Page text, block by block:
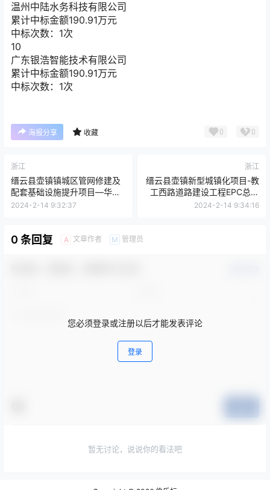
温州中陆水务科技有限公司
累计中标金额190.91万元
中标次数：1次
10
广东银浩智能技术有限公司
累计中标金额190.91万元
中标次数：1次
海报分享 收藏 0 0
浙江
缙云县壶镇镇城区管网修建及
配套基础设施提升项目—华强
路北延伸工程EPC总承包招标
2024-2-14 9:32:37
浙江
缙云县壶镇新型城镇化项目-教
工西路道路建设工程EPC总承
包招标公告
2024-2-14 9:34:16
0 条回复 A 文章作者 M 管理员
您必须登录或注册以后才能发表评论
登录
暂无讨论，说说你的看法吧